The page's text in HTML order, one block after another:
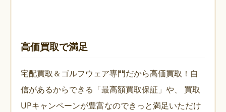
高価買取で満足
宅配買取＆ゴルフウェア専門だから高価買取！自
信があるからできる「最高額買取保証」や、
買取
UPキャンペーンが豊富なのできっと満足いただけ